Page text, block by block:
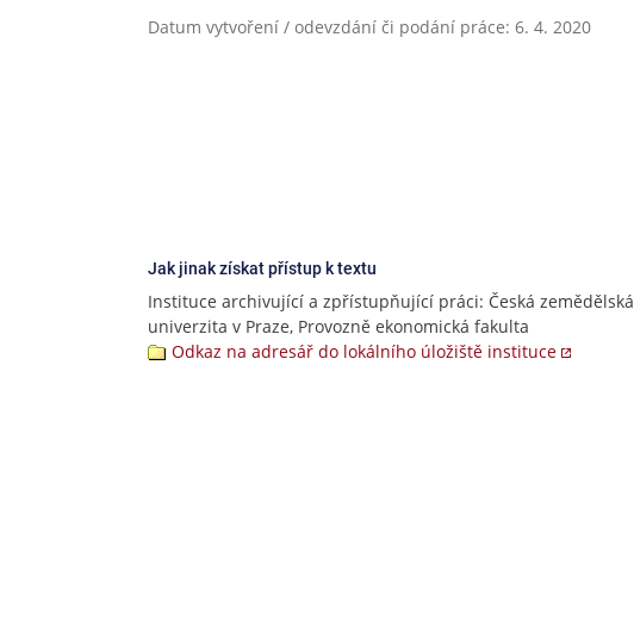
Datum vytvoření / odevzdání či podání práce: 6. 4. 2020
Jak jinak získat přístup k textu
Instituce archivující a zpřístupňující práci: Česká zemědělská
univerzita v Praze, Provozně ekonomická fakulta
Odkaz na adresář do lokálního úložiště instituce